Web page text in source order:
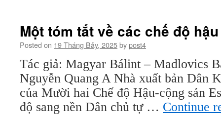
về
các
độ
hậu
cộng
sản
(kỳ
12)
Một tóm tắt về các chế độ
Posted on 19 Tháng Bảy, 2025bypost4
Tác giả: Magyar Bálint – Madlovics
Nguyễn Quang A Nhà xuất bản Dân
của Mười hai Chế độ Hậu-cộng sản
độ sang nền Dân chủ tự … Continue